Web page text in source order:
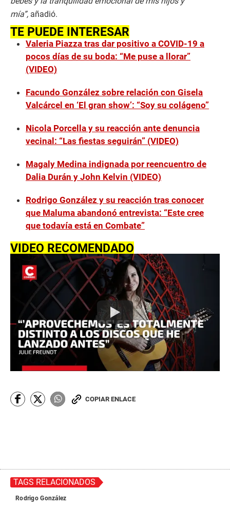
mía”, añadió.
TE PUEDE INTERESAR
Valeria Piazza tras dar positivo a COVID-19 a
pocos días de su boda: “Me puse a llorar”
(VIDEO)
Facundo González sobre relación con Gisela
Valcárcel en ‘El gran show’: “Soy su colágeno”
Nicola Porcella y su reacción ante denuncia
vecinal: “Las fiestas seguirán” (VIDEO)
Magaly Medina indignada por reencuentro de
Dalia Durán y John Kelvin (VIDEO)
Rodrigo González y su reacción tras conocer
que Maluma abandonó entrevista: “Este cree
que todavía está en Combate”
VIDEO RECOMENDADO
COPIAR ENLACE
TAGS RELACIONADOS
Rodrigo González